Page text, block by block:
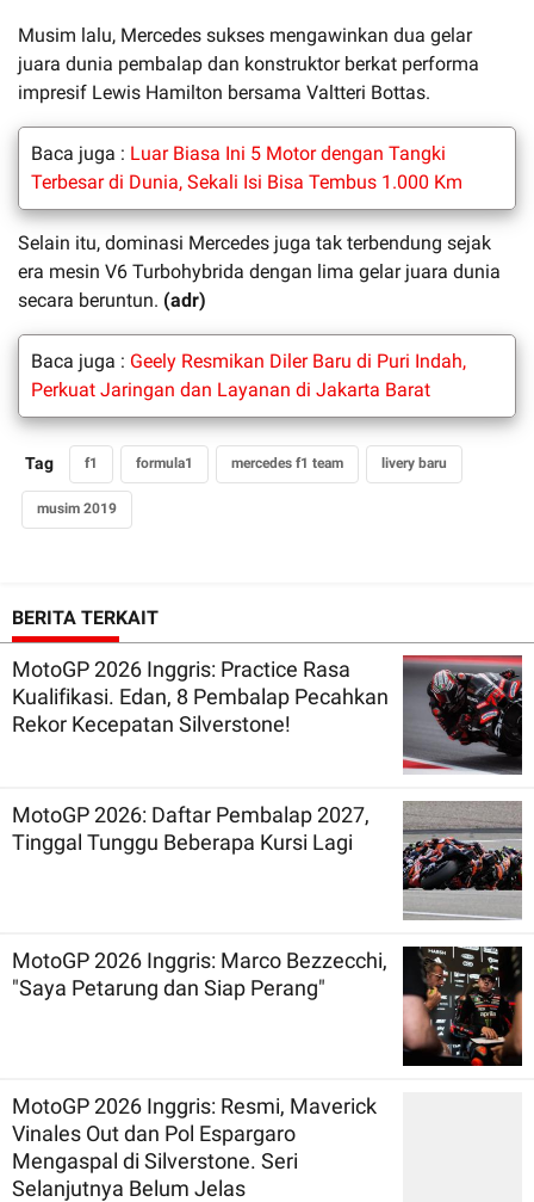
Musim lalu, Mercedes sukses mengawinkan dua gelar
juara dunia pembalap dan konstruktor berkat performa
impresif Lewis Hamilton bersama Valtteri Bottas.
Baca juga : Luar Biasa Ini 5 Motor dengan Tangki
Terbesar di Dunia, Sekali Isi Bisa Tembus 1.000 Km
Selain itu, dominasi Mercedes juga tak terbendung sejak
era mesin V6 Turbohybrida dengan lima gelar juara dunia
secara beruntun. (adr)
Baca juga : Geely Resmikan Diler Baru di Puri Indah,
Perkuat Jaringan dan Layanan di Jakarta Barat
Tag f1 formula1 mercedes f1 team livery baru
musim 2019
BERITA TERKAIT
MotoGP 2026 Inggris: Practice Rasa
Kualifikasi. Edan, 8 Pembalap Pecahkan
Rekor Kecepatan Silverstone!
MotoGP 2026: Daftar Pembalap 2027,
Tinggal Tunggu Beberapa Kursi Lagi
MotoGP 2026 Inggris: Marco Bezzecchi,
"Saya Petarung dan Siap Perang"
MotoGP 2026 Inggris: Resmi, Maverick
Vinales Out dan Pol Espargaro
Mengaspal di Silverstone. Seri
Selanjutnya Belum Jelas